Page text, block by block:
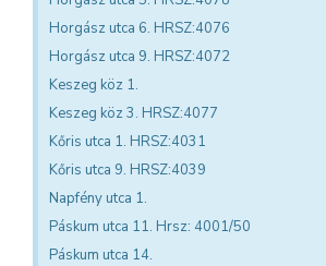
Horgász utca 6. HRSZ:4076
Horgász utca 9. HRSZ:4072
Keszeg köz 1.
Keszeg köz 3. HRSZ:4077
Kőris utca 1. HRSZ:4031
Kőris utca 9. HRSZ:4039
Napfény utca 1.
Páskum utca 11. Hrsz: 4001/50
Páskum utca 14.